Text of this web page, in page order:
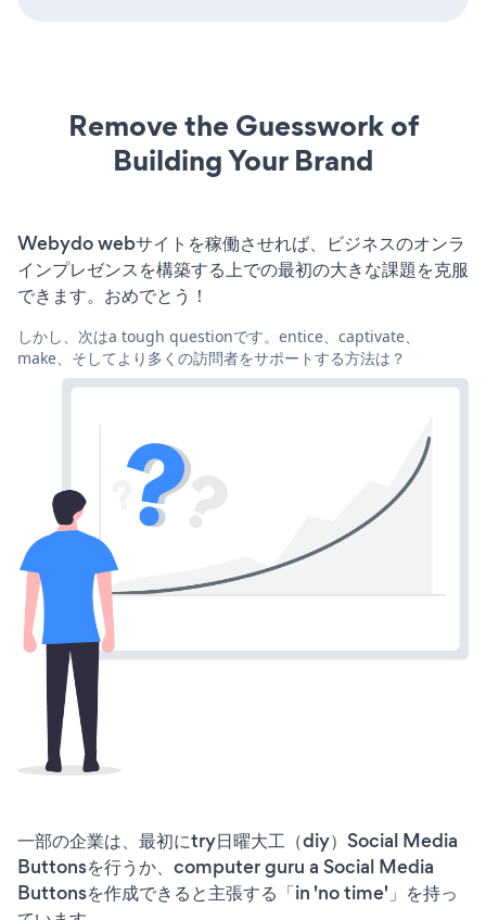
Remove the Guesswork of
Building Your Brand
Webydo webサイトを稼働させれば、ビジネスのオンラ
インプレゼンスを構築する上での最初の大きな課題を克服
できます。おめでとう！
しかし、次はa tough questionです。entice、captivate、
make、そしてより多くの訪問者をサポートする方法は？
一部の企業は、最初にtry日曜大工（diy）Social Media
Buttonsを行うか、computer guru a Social Media
Buttonsを作成できると主張する「in 'no time'」を持っ